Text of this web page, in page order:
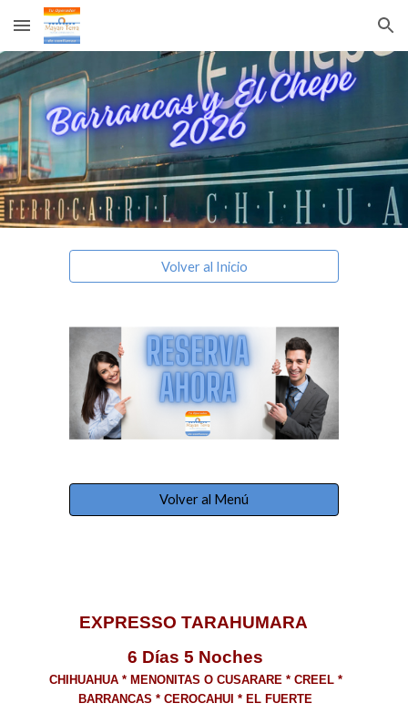
Skip to main content Skip to navigation
Volver al Inicio
Volver al Menú
EXPRESSO TARAHUMARA
6 Días 5 Noches
CHIHUAHUA * MENONITAS O CUSARARE * CREEL *
BARRANCAS * CEROCAHUI * EL FUERTE